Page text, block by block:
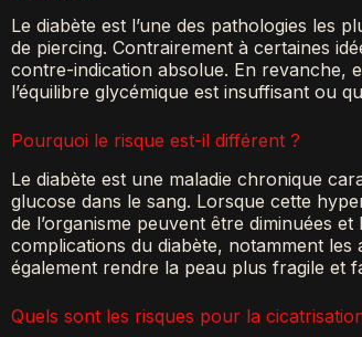
Le diabète est l’une des pathologies les
de piercing. Contrairement à certaines
contre-indication absolue. En revanche,
l’équilibre glycémique est insuffisant ou
Pourquoi le risque est-il différent ?
Le diabète est une maladie chronique
glucose dans le sang. Lorsque cette
de l’organisme peuvent être diminuées
complications du diabète, notamment
également rendre la peau plus fragile et
Quels sont les risques pour la